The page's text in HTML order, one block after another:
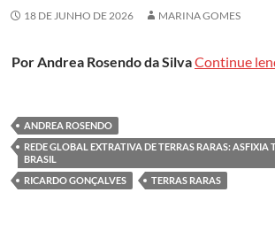
18 DE JUNHO DE 2026 MARINA GOMES
Por Andrea Rosendo da SilvaContinue
ANDREA ROSENDO
REDE GLOBAL EXTRATIVA DE TERRAS RARAS: ASFIXIA
BRASIL
RICARDO GONÇALVES
TERRAS RARAS